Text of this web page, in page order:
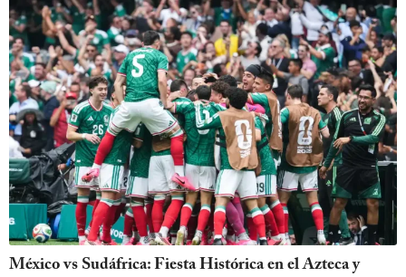
México vs Sudáfrica: Fiesta Histórica en el Azteca y